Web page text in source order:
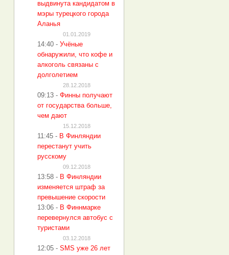
выдвинута кандидатом в
мэры турецкого города
Аланья
01.01.2019
14:40 - Учёные
обнаружили, что кофе и
алкоголь связаны с
долголетием
28.12.2018
09:13 - Финны получают
от государства больше,
чем дают
15.12.2018
11:45 - В Финляндии
перестанут учить
русскому
09.12.2018
13:58 - В Финляндии
изменяется штраф за
превышение скорости
13:06 - В Финнмарке
перевернулся автобус с
туристами
03.12.2018
12:05 - SMS уже 26 лет